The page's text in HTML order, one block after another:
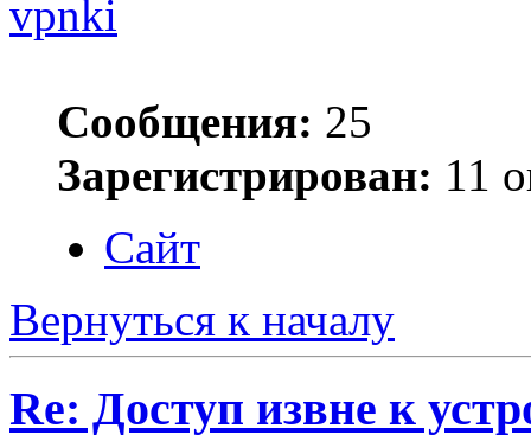
vpnki
Сообщения: 25
Зарегистрирован: 11
Сайт
Вернуться к началу
Re: Доступ извне к